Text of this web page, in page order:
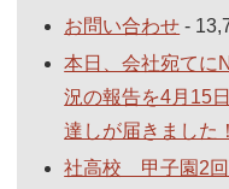
お問い合わせ -
本日、会社宛てに
況の報告を4月15
達しが届きました
社高校 甲子園2回